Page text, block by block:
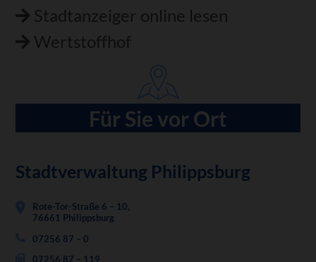
Stadtanzeiger online lesen
Wertstoffhof
Für Sie vor Ort
Stadtverwaltung Philippsburg
Rote-Tor-Straße 6 – 10,
76661 Philippsburg
07256 87 – 0
07256 87 – 119